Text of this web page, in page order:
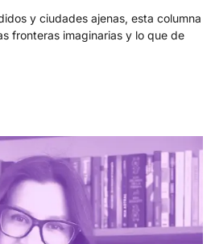
y ciudades ajenas, esta columna
fronteras imaginarias y lo que de